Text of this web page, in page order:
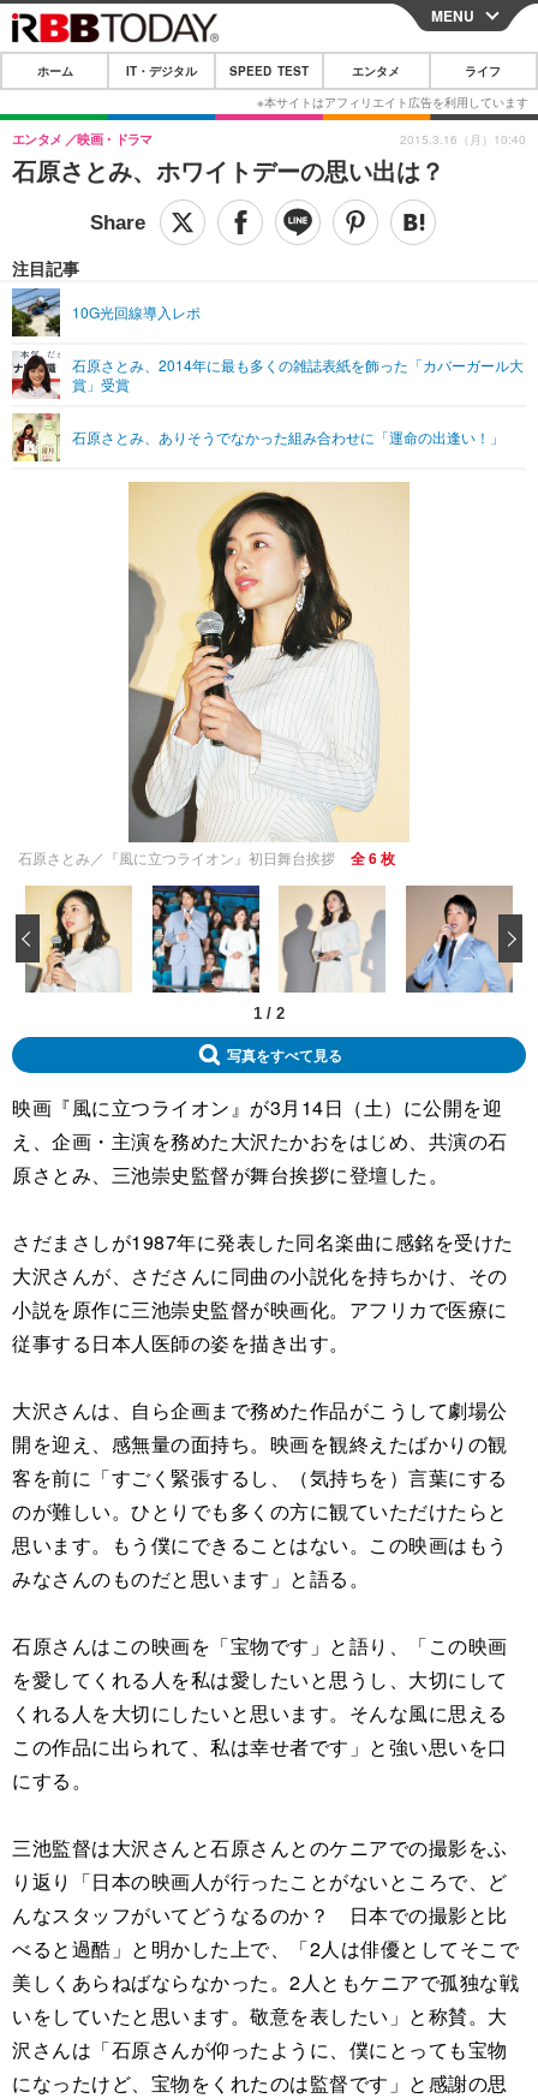
CLOSE
ホーム
IT・デジタル
IT・デジタルTOP スマートフォン
ネタ ガジェット・ツール
SPEED TEST
エンタメ
音楽 スポーツ
ライフ
ペット ショッピング
その他
リリース一覧
プッシュ通知の停止方法
MENU
ホーム IT・デジタル SPEED TEST エンタメ ライフ
石原さとみ、ホワイトデーの思い出は？
エンタメ 映画・ドラマ
注目記事
10G光回線導入レポ
石原さとみ、2014年に最も多くの雑誌表紙を飾った「カバーガール大
賞」受賞
石原さとみ、ありそうでなかった組み合わせに「運命の出逢い！」
2015.3.16（月）10:40
石原さとみ／『風に立つライオン』初日舞台挨拶 全 6 枚
1 / 2
‹
写真をすべて見る
映画『風に立つライオン』が3月14日（土）に公開を迎
え、企画・主演を務めた大沢たかおをはじめ、共演の石
原さとみ、三池崇史監督が舞台挨拶に登壇した。
さだまさしが1987年に発表した同名楽曲に感銘を受けた
大沢さんが、さださんに同曲の小説化を持ちかけ、その
小説を原作に三池崇史監督が映画化。アフリカで医療に
従事する日本人医師の姿を描き出す。
大沢さんは、自ら企画まで務めた作品がこうして劇場公
開を迎え、感無量の面持ち。映画を観終えたばかりの観
客を前に「すごく緊張するし、（気持ちを）言葉にする
のが難しい。ひとりでも多くの方に観ていただけたらと
思います。もう僕にできることはない。この映画はもう
みなさんのものだと思います」と語る。
石原さんはこの映画を「宝物です」と語り、「この映画
を愛してくれる人を私は愛したいと思うし、大切にして
くれる人を大切にしたいと思います。そんな風に思える
この作品に出られて、私は幸せ者です」と強い思いを口
にする。
三池監督は大沢さんと石原さんとのケニアでの撮影をふ
り返り「日本の映画人が行ったことがないところで、ど
んなスタッフがいてどうなるのか？ 日本での撮影と比
べると過酷」と明かした上で、「2人は俳優としてそこで
美しくあらねばならなかった。2人ともケニアで孤独な戦
いをしていたと思います。敬意を表したい」と称賛。大
沢さんは「石原さんが仰ったように、僕にとっても宝物
になったけど、宝物をくれたのは監督です」と感謝の思